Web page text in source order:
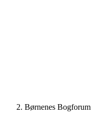
Børnenes Bogforum